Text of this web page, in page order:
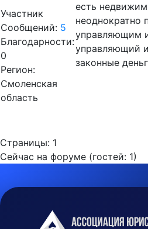
Участник
Сообщений: 5
Благодарности:
0
Регион:
Смоленская
область
есть
неоднократно
управляющим
управляющий
законные
Страницы: 1
Сейчас на форуме (гостей: 1)